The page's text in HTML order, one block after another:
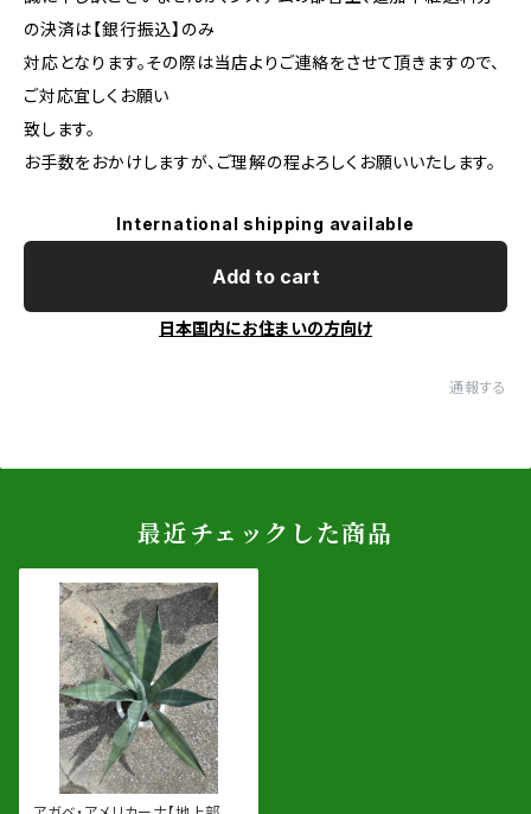
の決済は【銀行振込】のみ
対応となります。その際は当店よりご連絡をさせて頂きますので、
ご対応宜しくお願い
致します。
お手数をおかけしますが、ご理解の程よろしくお願いいたします。
International shipping available
Add to cart
日本国内にお住まいの方向け
通報する
最近チェックした商品